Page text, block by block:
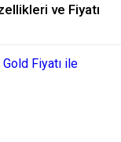
ve Fiyatı